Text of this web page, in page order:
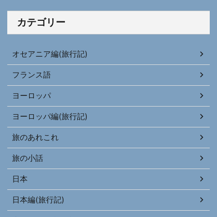
カテゴリー
オセアニア編(旅行記)
フランス語
ヨーロッパ
ヨーロッパ編(旅行記)
旅のあれこれ
旅の小話
日本
日本編(旅行記)